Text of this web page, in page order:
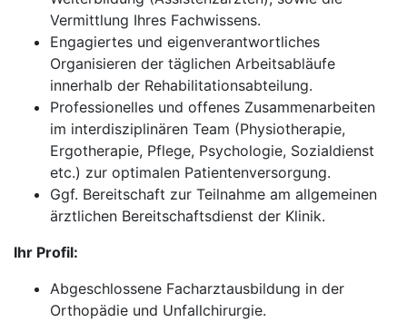
Vermittlung Ihres Fachwissens.
Engagiertes und eigenverantwortliches
Organisieren der täglichen Arbeitsabläufe
innerhalb der Rehabilitationsabteilung.
Professionelles und offenes Zusammenarbeiten
im interdisziplinären Team (Physiotherapie,
Ergotherapie, Pflege, Psychologie, Sozialdienst
etc.) zur optimalen Patientenversorgung.
Ggf. Bereitschaft zur Teilnahme am allgemeinen
ärztlichen Bereitschaftsdienst der Klinik.
Ihr Profil:
Abgeschlossene Facharztausbildung in der
Orthopädie und Unfallchirurgie.